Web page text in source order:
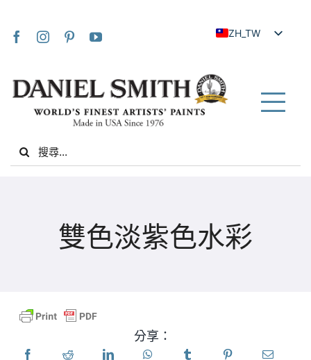
ZH_TW
FR
VI
產品
Search
for:
雙色淡紫色水彩
分享：